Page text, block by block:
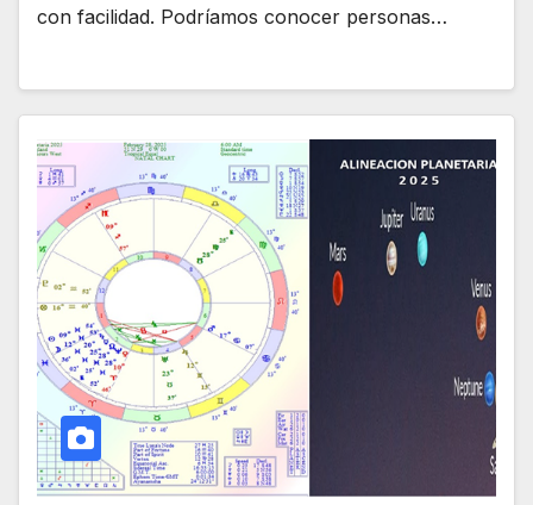
con facilidad. Podríamos conocer personas…